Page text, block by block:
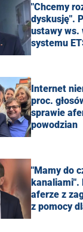
"Chcemy
dyskusję".
ustawy ws.
systemu
Internet
proc.
sprawie
powodzian
"Mamy do
kanaliami".
aferze z
z pomocy